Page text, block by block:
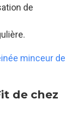
de
minceur de
de chez